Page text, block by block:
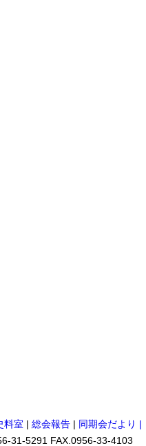
料室 | 総会報告 | 同期会だより |
31-5291 FAX.0956-33-4103